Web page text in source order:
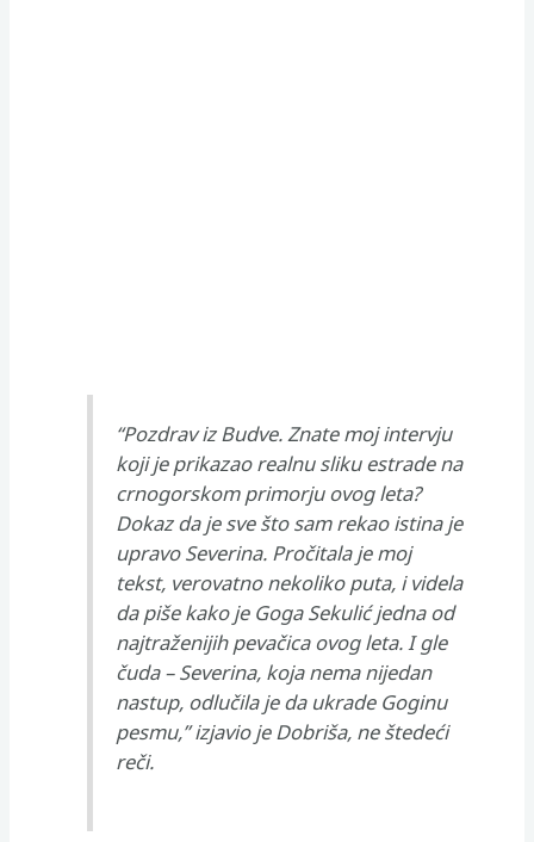
“Pozdrav iz Budve. Znate moj intervju
koji je prikazao realnu sliku estrade na
crnogorskom primorju ovog leta?
Dokaz da je sve što sam rekao istina je
upravo Severina. Pročitala je moj
tekst, verovatno nekoliko puta, i videla
da piše kako je Goga Sekulić jedna od
najtraženijih pevačica ovog leta. I gle
čuda – Severina, koja nema nijedan
nastup, odlučila je da ukradeGoginu
pesmu,” izjavio je Dobriša, ne štedeći
reči.